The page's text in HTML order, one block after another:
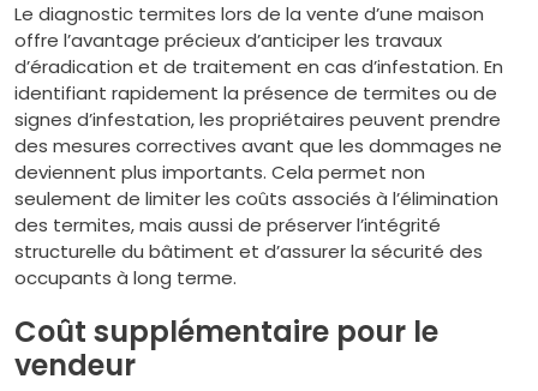
Le diagnostic termites lors de la vente d’une maison
offre l’avantage précieux d’anticiper les travaux
d’éradication et de traitement en cas d’infestation. En
identifiant rapidement la présence de termites ou de
signes d’infestation, les propriétaires peuvent prendre
des mesures correctives avant que les dommages ne
deviennent plus importants. Cela permet non
seulement de limiter les coûts associés à l’élimination
des termites, mais aussi de préserver l’intégrité
structurelle du bâtiment et d’assurer la sécurité des
occupants à long terme.
Coût supplémentaire pour le
vendeur